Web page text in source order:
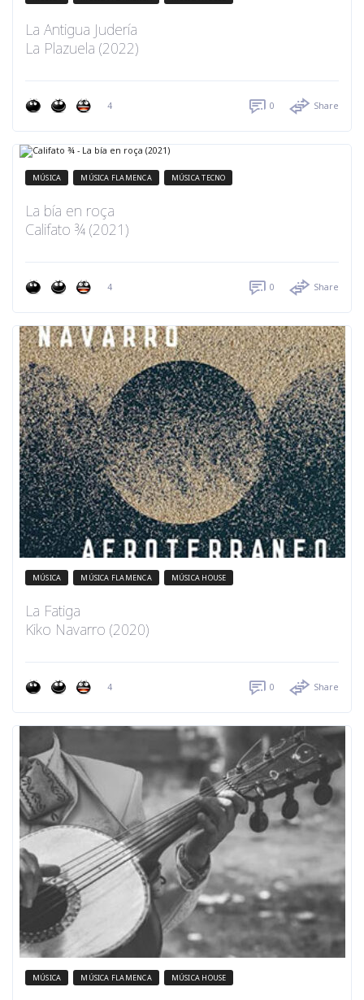
La Antigua Judería
La Plazuela (2022)
4 0 Share
MÚSICA MÚSICA FLAMENCA MÚSICA TECNO
La bía en roça
Califato ¾ (2021)
4 0 Share
MÚSICA MÚSICA FLAMENCA MÚSICA HOUSE
La Fatiga
Kiko Navarro (2020)
4 0 Share
MÚSICA MÚSICA FLAMENCA MÚSICA HOUSE